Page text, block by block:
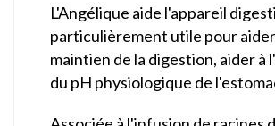
L'Angélique aide l'appareil
particulièrement utile pour
maintien de la digestion, aider à
du pH physiologique de